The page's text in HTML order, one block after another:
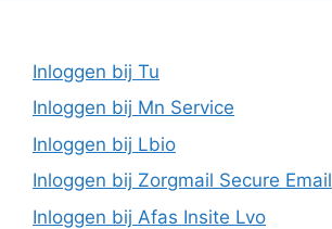
Inloggen bij Tu
Inloggen bij Mn Service
Inloggen bij Lbio
Inloggen bij Zorgmail Secure Email
Inloggen bij Afas Insite Lvo